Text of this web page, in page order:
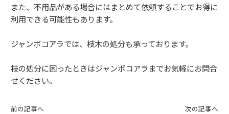
また、不用品がある場合にはまとめて依頼することでお得に
利用できる可能性もあります。
ジャンボコアラでは、枝木の処分も承っております。
枝の処分に困ったときはジャンボコアラまでお気軽にお問合
せください。
前の記事へ 次の記事へ